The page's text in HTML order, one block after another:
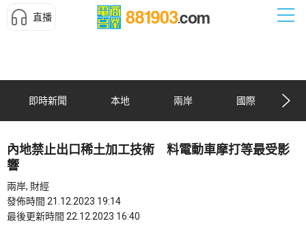
直播
即時新聞 本地 兩岸 國際
內地禁止出口稀土加工技術 料電動車摩打等最受影
響
兩岸, 財經
發佈時間 21.12.2023 19:14
最後更新時間 22.12.2023 16:40